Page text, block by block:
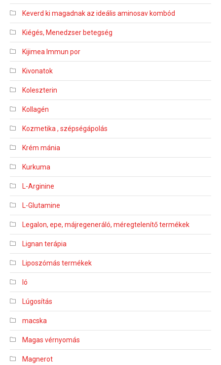
Keverd ki magadnak az ideális aminosav kombód
Kiégés, Menedzser betegség
Kijimea Immun por
Kivonatok
Koleszterin
Kollagén
Kozmetika , szépségápolás
Krém mánia
Kurkuma
L-Arginine
L-Glutamine
Legalon, epe, májregeneráló, méregtelenítő termékek
Lignan terápia
Liposzómás termékek
ló
Lúgosítás
macska
Magas vérnyomás
Magnerot